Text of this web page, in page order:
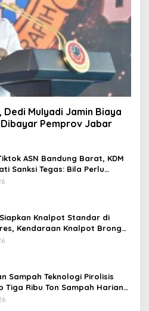
Dedi Mulyadi Jamin Biaya
Pemprov Jabar
ASN Bandung Barat, KDM
Sanksi Tegas: Bila Perlu
Siapkan Knalpot Standar di
Kendaraan Knalpot Brong
Langsung Ganti
Sampah Teknologi Pirolisis
Tiga Ribu Ton Sampah Harian